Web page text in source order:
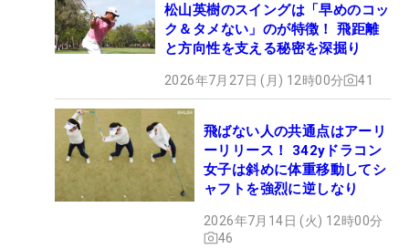
松山英樹のスイングは「早めのコッ
ク＆タメない」のが特徴！ 飛距離
と方向性を支える秘密を深掘り
2026年7月27日 (月) 12時00分 41
飛ばない人の共通点はアーリ
ーリリース！ 342yドラコン
女子は斜めに体重移動してシ
ャフトを強烈に逆しなり
2026年7月14日 (火) 12時00分
46